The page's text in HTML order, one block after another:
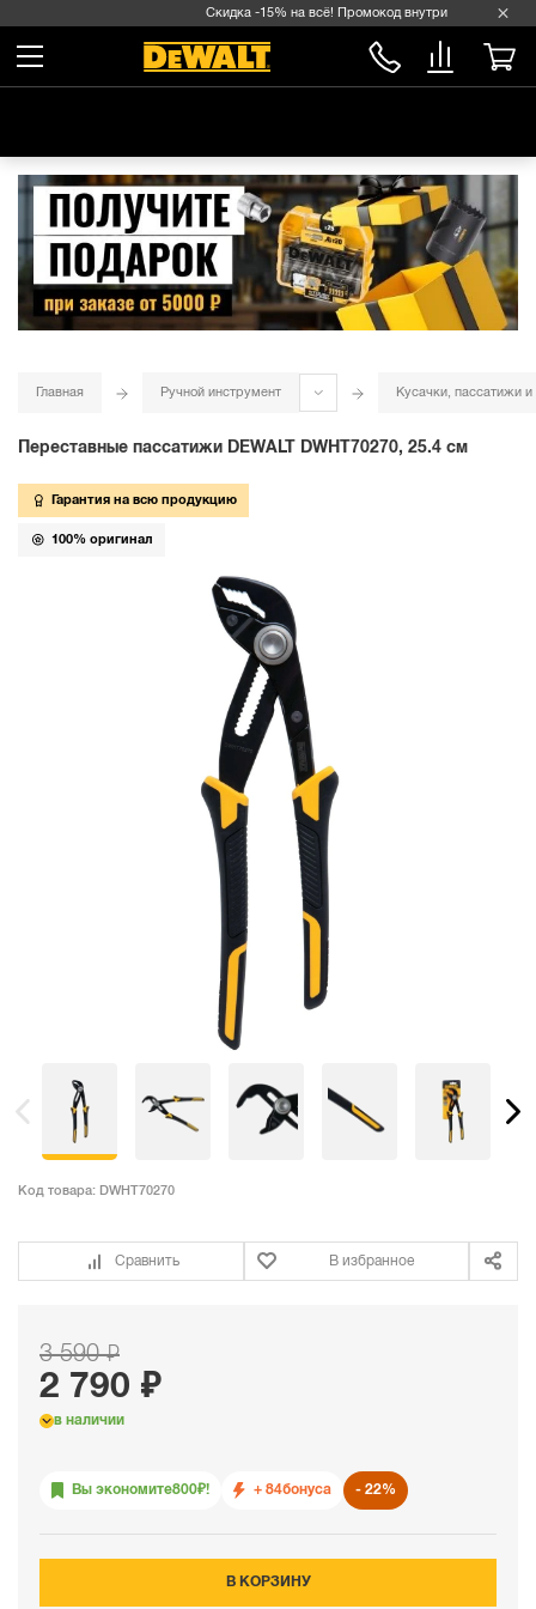
Скидка -15% на всё! Промокод внутри →
Главная Ручной инструмент Кусачки, пассатижи и
Переставные пассатижи DEWALT DWHT70270, 25.4 см
Гарантия на всю продукцию
100% оригинал
Код товара: DWHT70270
Сравнить В избранное
3 590 ₽
2 790 ₽
в наличии
Вы экономите800₽! + 84бонуса 22%
В КОРЗИНУ